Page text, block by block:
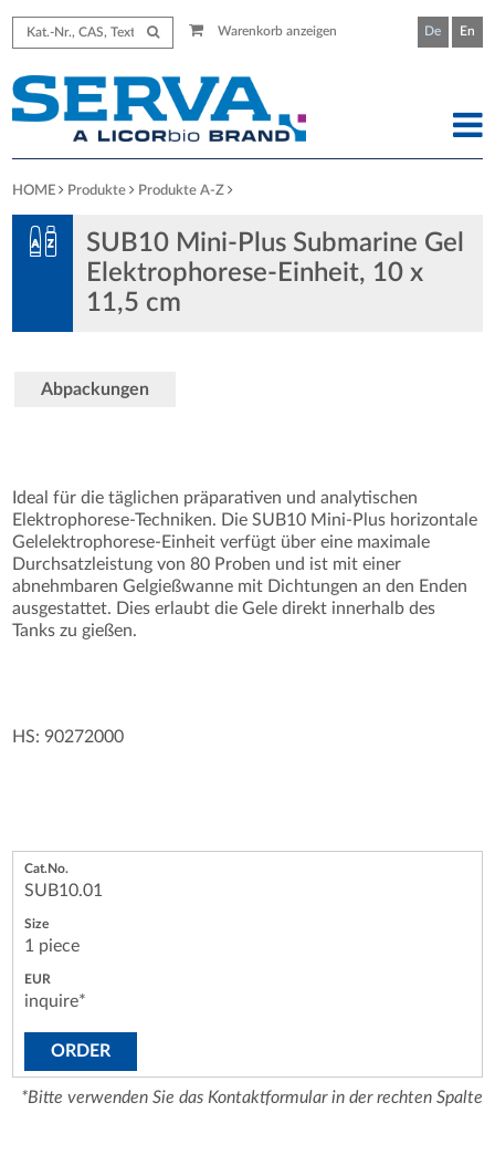
Warenkorb anzeigen De En
HOME Produkte Produkte A-Z
SUB10 Mini-Plus Submarine Gel
Elektrophorese-Einheit, 10 x
11,5 cm
Abpackungen
Ideal für die täglichen präparativen und analytischen
Elektrophorese-Techniken. Die SUB10 Mini-Plus horizontale
Gelelektrophorese-Einheit verfügt über eine maximale
Durchsatzleistung von 80 Proben und ist mit einer
abnehmbaren Gelgießwanne mit Dichtungen an den Enden
ausgestattet. Dies erlaubt die Gele direkt innerhalb des
Tanks zu gießen.
HS: 90272000
SUB10.01
1 piece
inquire*
ORDER
*Bitte verwenden Sie das Kontaktformular in der rechten Spalte